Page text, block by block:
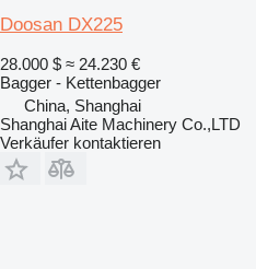
Doosan DX225
28.000 $ ≈ 24.230 €
Bagger - Kettenbagger
China, Shanghai
Shanghai Aite Machinery Co.,LTD
Verkäufer kontaktieren